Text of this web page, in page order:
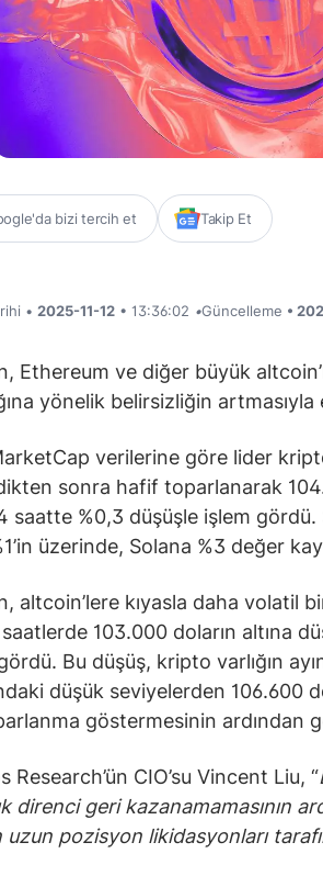
bizi tercih et Takip Et
• 2025-11-12 • 13:36:02 •Güncelleme •
Ethereum ve diğer büyük
yönelik belirsizliğin
verilerine göre lider
sonra hafif toparlanarak
saatte %0,3 düşüşle işlem
üzerinde, Solana %3 değer
altcoin’lere kıyasla daha volatil
103.000 doların altına
Bu düşüş, kripto varlığın
düşük seviyelerden 106.600
göstermesinin ardından
Research’ün CIO’su Vincent Liu, “
direnci geri kazanamamasının
uzun pozisyon likidasyonları